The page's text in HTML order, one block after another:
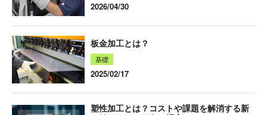
2026/04/30
板金加工とは？
基礎
2025/02/17
塑性加工とは？コストや課題を解消する新